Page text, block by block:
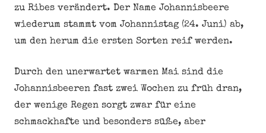
zu Ribes verändert. Der Name Johannisbeere
wiederum stammt vom Johannistag (24. Juni) ab,
um den herum die ersten Sorten reif werden.
Durch den unerwartet warmen Mai sind die
Johannisbeeren fast zwei Wochen zu früh dran,
der wenige Regen sorgt zwar für eine
schmackhafte und besonders süße, aber